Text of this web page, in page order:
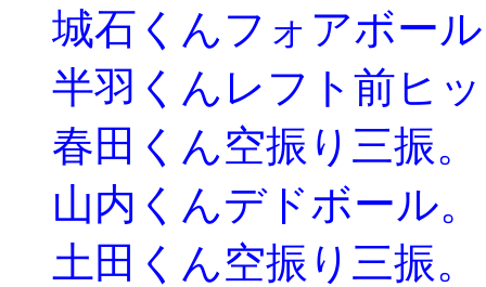
城石くんフォアボー
半羽くんレフト前ヒ
春田くん空振り三振
山内くんデドボール
土田くん空振り三振